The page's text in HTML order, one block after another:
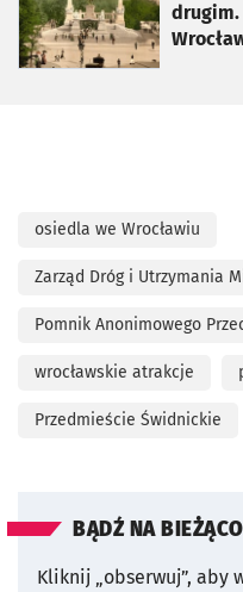
osiedla we Wrocławiu
Zarząd Dróg i Utrzymania
Pomnik Anonimowego
wrocławskie atrakcje
Przedmieście Świdnickie
BĄDŹ NA
Kliknij „obserwuj”, aby